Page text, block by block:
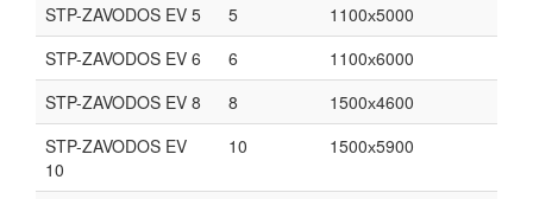
STP-ZAVODOS EV 5
5
1100х5000
STP-ZAVODOS EV 6
6
1100х6000
STP-ZAVODOS EV 8
8
1500х4600
STP-ZAVODOS EV
10
10 1500х5900